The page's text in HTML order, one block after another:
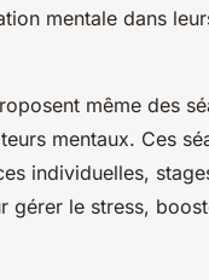
mentale dans
même des
mentaux. Ces
individuelles,
gérer le stress,